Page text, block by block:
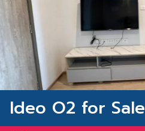
Ideo O2 for Sale